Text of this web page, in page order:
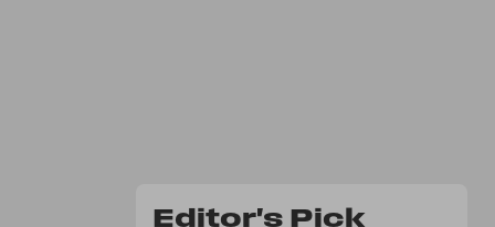
Editor's Pick